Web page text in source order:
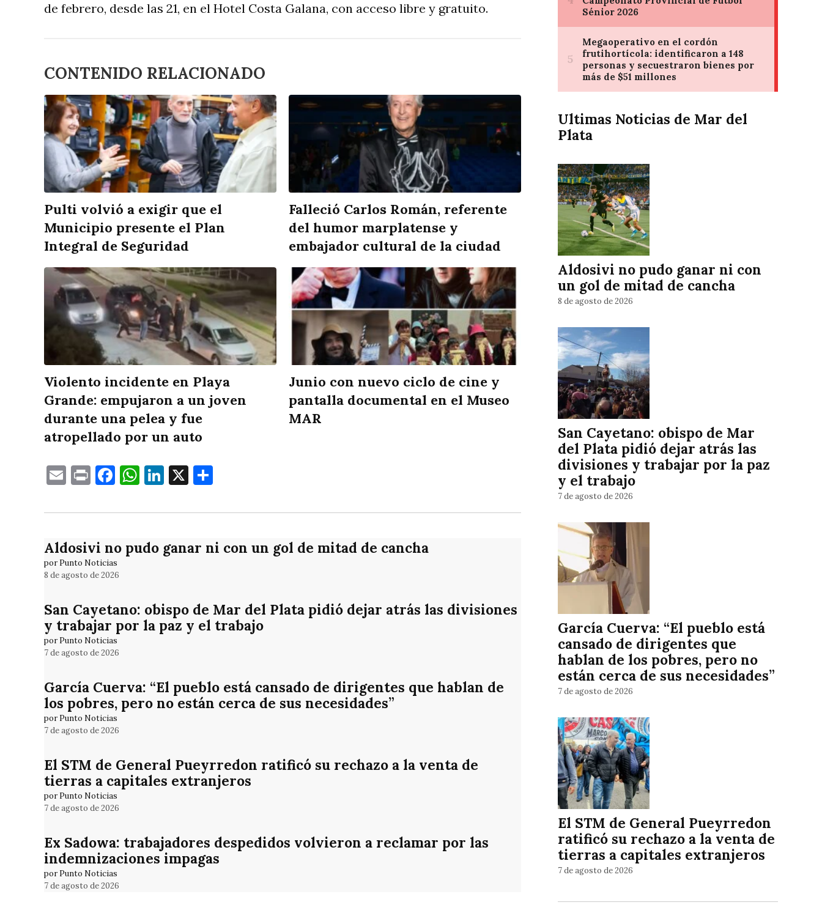
de febrero, desde las 21, en el Hotel Costa Galana, con acceso libre y gratuito.
CONTENIDO RELACIONADO
Pulti volvió a exigir que el
Municipio presente el Plan
Integral de Seguridad
Falleció Carlos Román, referente
del humor marplatense y
embajador cultural de la ciudad
Violento incidente en Playa
Grande: empujaron a un joven
durante una pelea y fue
atropellado por un auto
Junio con nuevo ciclo de cine y
pantalla documental en el Museo
MAR
EmailPrintFacebook
WhatsApp
LinkedIn
X
Aldosivi no pudo ganar ni con un gol de mitad de cancha
por Punto Noticias
8 de agosto de 2026
San Cayetano: obispo de Mar del Plata pidió dejar atrás las divisiones
y trabajar por la paz y el trabajo
por Punto Noticias
7 de agosto de 2026
García Cuerva: “El pueblo está cansado de dirigentes que hablan de
los pobres, pero no están cerca de sus necesidades”
por Punto Noticias
7 de agosto de 2026
El STM de General Pueyrredon ratificó su rechazo a la venta de
tierras a capitales extranjeros
por Punto Noticias
7 de agosto de 2026
Ex Sadowa: trabajadores despedidos volvieron a reclamar por las
indemnizaciones impagas
por Punto Noticias
7 de agosto de 2026
Ultimas Noticias de Mar del
Plata
Aldosivi no pudo ganar ni con
un gol de mitad de cancha
8 de agosto de 2026
San Cayetano: obispo de Mar
del Plata pidió dejar atrás las
divisiones y trabajar por la paz
y el trabajo
7 de agosto de 2026
García Cuerva: “El pueblo está
cansado de dirigentes que
hablan de los pobres, pero no
están cerca de sus necesidades”
7 de agosto de 2026
El STM de General Pueyrredon
ratificó su rechazo a la venta de
tierras a capitales extranjeros
7 de agosto de 2026